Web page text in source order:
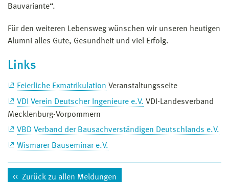
Bauvariante“.
Für den weiteren Lebensweg wünschen wir unseren heutigen
Alumni alles Gute, Gesundheit und viel Erfolg.
Links
Feierliche Exmatrikulation Veranstaltungsseite
VDI Verein Deutscher Ingenieure e.V. VDI-Landesverband
Mecklenburg-Vorpommern
VBD Verband der Bausachverständigen Deutschlands e.V.
Wismarer Bauseminar e.V.
Zurück zu allen Meldungen